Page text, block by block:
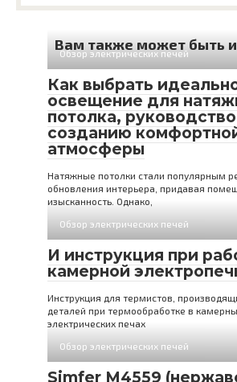
Вам также может быть
Обзор электрических печей
Как выбрать
освещение для
потолка,
созданию
атмосферы
Натяжные потолки стали популярным
обновления интерьера, придавая
изысканность. Однако,
Обзор электрических печей
И инструкция при
камерной
Инструкция для термистов,
деталей при термообработке в
электрических печах
Обзор электрических печей
Simfer M4559